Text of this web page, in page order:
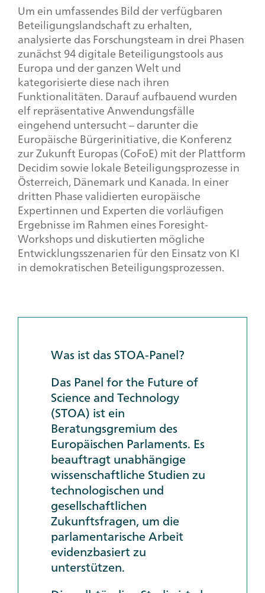
Um ein umfassendes Bild der verfügbaren
Beteiligungslandschaft zu erhalten,
analysierte das Forschungsteam in drei Phasen
zunächst 94 digitale Beteiligungstools aus
Europa und der ganzen Welt und
kategorisierte diese nach ihren
Funktionalitäten. Darauf aufbauend wurden
elf repräsentative Anwendungsfälle
eingehend untersucht – darunter die
Europäische Bürgerinitiative, die Konferenz
zur Zukunft Europas (CoFoE) mit der Plattform
Decidim sowie lokale Beteiligungsprozesse in
Österreich, Dänemark und Kanada. In einer
dritten Phase validierten europäische
Expertinnen und Experten die vorläufigen
Ergebnisse im Rahmen einesForesight-
Workshopsund diskutierten mögliche
Entwicklungsszenarien für den Einsatz von KI
in demokratischen Beteiligungsprozessen.
Was ist das STOA-Panel?
Das Panel for the Future of
Science and Technology
(STOA) ist ein
Beratungsgremium des
Europäischen Parlaments. Es
beauftragt unabhängige
wissenschaftliche Studien zu
technologischen und
gesellschaftlichen
Zukunftsfragen, um die
parlamentarische Arbeit
evidenzbasiert zu
unterstützen.